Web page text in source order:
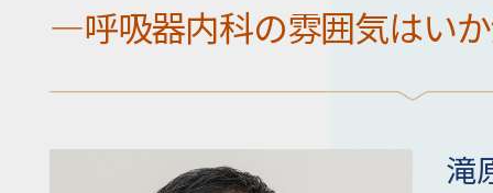
―呼吸器内科の雰囲気はい
滝